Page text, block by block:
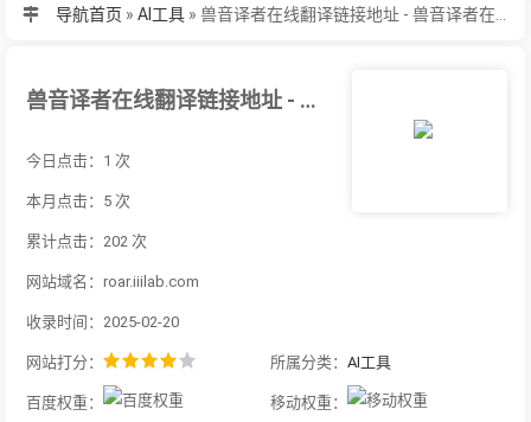
导航首页 » AI工具 »
兽音译者在线翻译链接地址 - 兽音译者在线翻译最新免费网址入口
今日点击：1 次
本月点击：5 次
累计点击：202 次
网站域名：roar.iiilab.com
收录时间：2025-02-20
网站打分： 所属分类： AI工具
百度权重： 移动权重：